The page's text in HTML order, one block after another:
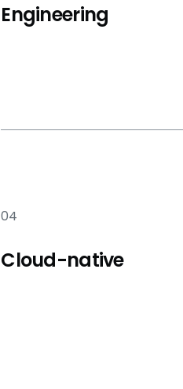
Engineering
04
Cloud-native